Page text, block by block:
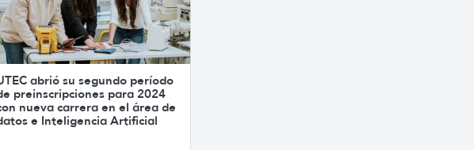
abrió su segundo período
preinscripciones para 2024
nueva carrera en el área de
e Inteligencia Artificial